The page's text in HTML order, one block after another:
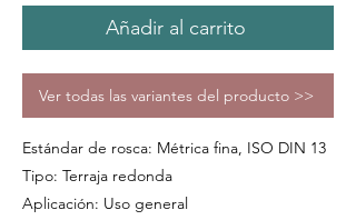
Añadir al carrito
Ver todas las variantes del producto >>
Estándar de rosca: Métrica fina, ISO DIN 13
Tipo: Terraja redonda
Aplicación: Uso general